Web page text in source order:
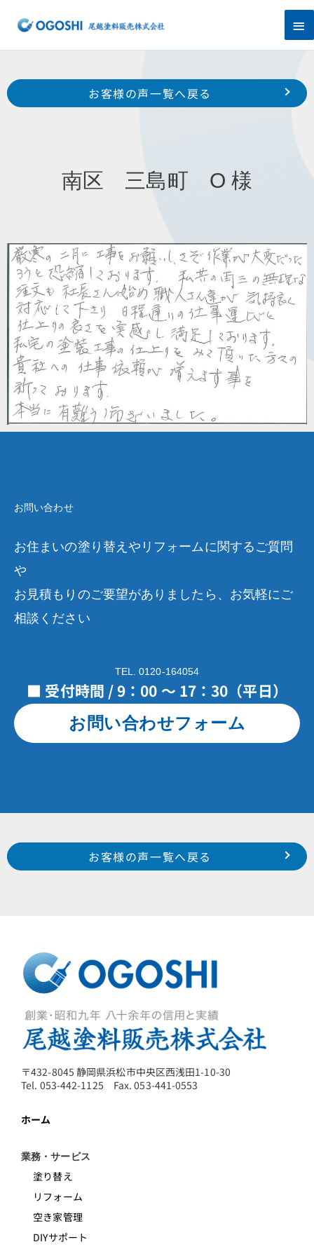
ス
プ
メ
イ
ン
メ
Prev
磐田市 川袋 F 様
東区 天王町 山下邸 様
お客様の声一覧へ戻る
南区 三島町 O 様
お問い合わせ
お住まいの塗り替えやリフォームに関するご質問
や
お見積もりのご要望がありましたら、お気軽にご
相談ください
TEL. 0120-164054
■ 受付時間 / 9：00 ～ 17：30（平日）
お問い合わせフォーム
Prev
磐田市 川袋 F 様
東区 天王町 山下邸 様
お客様の声一覧へ戻る
〒432-8045 静岡県浜松市中央区西浅田1-10-30
Tel. 053-442-1125 Fax. 053-441-0553
ホーム
業務・サービス
塗り替え
リフォーム
空き家管理
DIYサポート